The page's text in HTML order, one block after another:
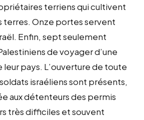
terriens qui cultivent
terres. Onze portes servent
Enfin, sept seulement
de voyager d’une
leur pays. L’ouverture de toute
israéliens sont présents,
aux détenteurs des permis
très difficiles et souvent